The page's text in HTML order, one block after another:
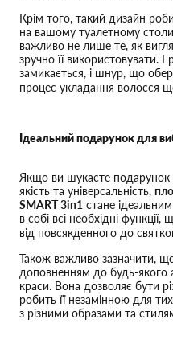
Крім того, такий дизайн
на вашому туалетному
важливо не лише те, як
зручно її використовувати.
замикається, і шнур, що
процес укладання волосся
Ідеальний подарунок для
Якщо ви шукаєте подарунок
якість та універсальність,
SMART 3in1 стане
в собі всі необхідні
від повсякденного до
Також важливо зазначити,
доповненням до будь-якого
краси. Вона дозволяє бути
робить її незамінною для
з різними образами та